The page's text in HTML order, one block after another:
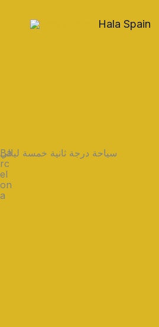
Hala Spain
Ba
rc
el
on
a
سياحة درجة ثانية خمسة ليالي